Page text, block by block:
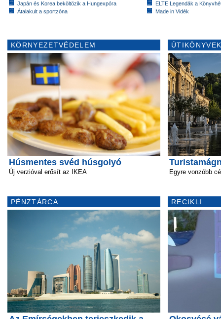
Japán és Korea beköltözik a Hungexpóra
Átalakult a sportzóna
ELTE Legendák a
Made in Vidék
KÖRNYEZETVÉDELEM
Húsmentes svéd húsgolyó
Új verzióval erősít az IKEA
PÉNZTÁRCA
Egyre vonzóbb
RECIKLI